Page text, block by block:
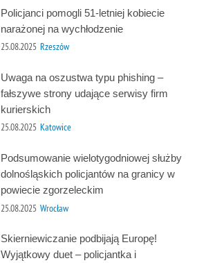
Policjanci pomogli 51-letniej kobiecie
narażonej na wychłodzenie
25.08.2025 Rzeszów
Uwaga na oszustwa typu phishing –
fałszywe strony udające serwisy firm
kurierskich
25.08.2025 Katowice
Podsumowanie wielotygodniowej służby
dolnośląskich policjantów na granicy w
powiecie zgorzeleckim
25.08.2025 Wrocław
Skierniewiczanie podbijają Europę!
Wyjątkowy duet – policjantka i